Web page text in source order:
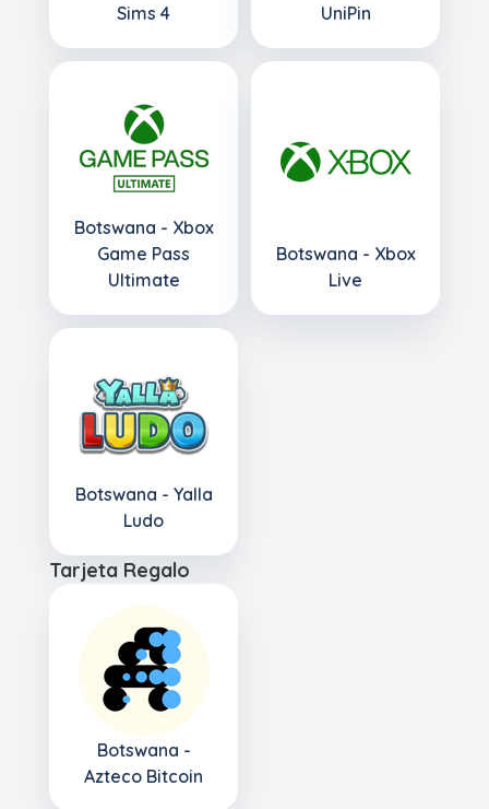
Sims 4
UniPin
Botswana - Xbox
Game Pass
Ultimate
Botswana - Xbox
Live
Botswana - Yalla
Ludo
Tarjeta Regalo
Botswana -
Azteco Bitcoin